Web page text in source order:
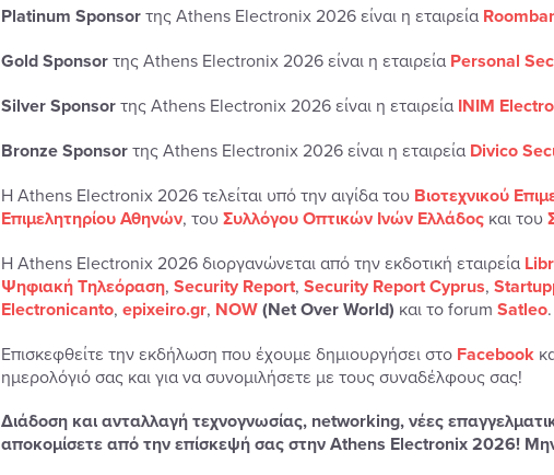
Platinum Sponsorτης Athens Electronix 2026 είναι η εταιρεία
Gold Sponsorτης Athens Electronix 2026 είναι η εταιρεία Personal
Silver Sponsorτης Athens Electronix 2026 είναι η εταιρεία INIM
Bronze Sponsorτης Athens Electronix 2026 είναι η εταιρεία Divico
Η Athens Electronix 2026 τελείται υπό την αιγίδα του Βιοτεχνικού
Επιμελητηρίου Αθηνών, τουΣυλλόγου Οπτικών Ινών Ελλάδοςκαι του
Η Athens Electronix 2026 διοργανώνεται από την εκδοτική εταιρεία
Ψηφιακή Τηλεόραση, Security Report, Security Report Cyprus,
Electronicanto, epixeiro.gr, NOW(Net Over World) και το forum Satleo.
Επισκεφθείτε την εκδήλωση που έχουμε δημιουργήσει στο Facebook
ημερολόγιό σας και για να συνομιλήσετε με τους συναδέλφους σας!
Διάδοση και ανταλλαγή τεχνογνωσίας, networking, νέες
αποκομίσετε από την επίσκεψή σας στην Athens Electronix 2026!